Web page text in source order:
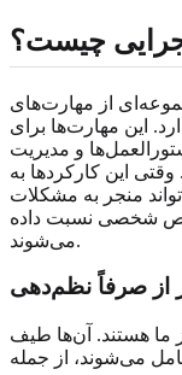
چیست؟
از مهارت‌های
این مهارت‌ها برای
و مدیریت
این کارکردها به
منجر به مشکلات
شخصی نسبت داده
می‌شوند.
از صرفاً نظم‌دهی
ما هستند. آن‌ها طیف